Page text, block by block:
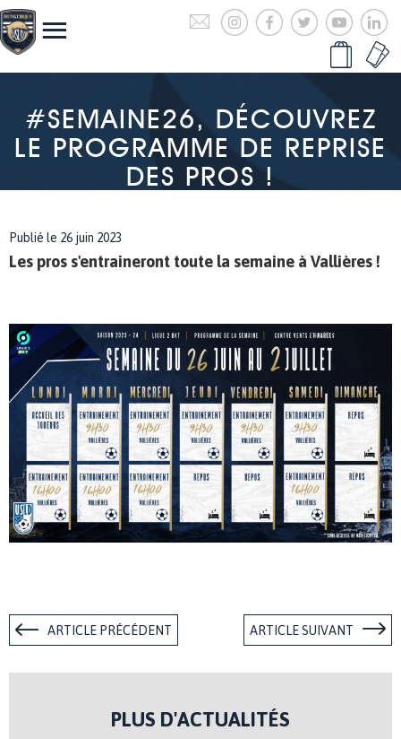
#SEMAINE26, DÉCOUVREZ
LE PROGRAMME DE REPRISE
DES PROS !
Publié le 26 juin 2023
Les pros s'entraineront toute la semaine à Vallières !
ARTICLE PRÉCÉDENT ARTICLE SUIVANT
PLUS D'ACTUALITÉS